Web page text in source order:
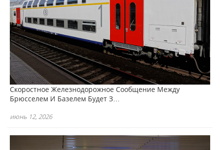
Скоростное Железнодорожное Сообщение Между
Брюсселем И Базелем Будет З…
июнь 12, 2026